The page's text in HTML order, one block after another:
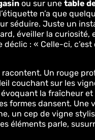
ou sur une table
n’a que
séduire. Juste un
éveiller la curiosité,
déclic : « Celle-ci, c’est
racontent. Un rouge
couchant sur les
la fraîcheur et
formes dansent. Une
un cep de vigne
éléments parle,